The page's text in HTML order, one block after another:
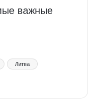
важные
Литва